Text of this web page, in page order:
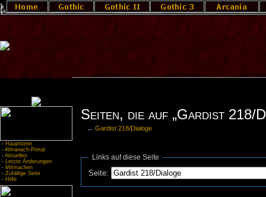
- Hauptseite
- Almanach-Portal
- Aktuelles
- Letzte Änderungen
- Mitmachen
- Zufällige Seite
- Hilfe
Seiten, die auf „Gardist 218/
←Gardist 218/Dialoge
Links auf diese Seite
Seite: